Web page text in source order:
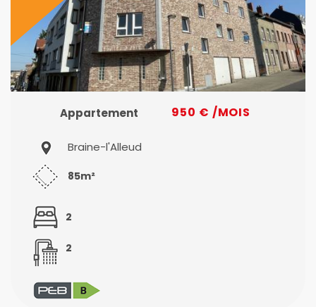
Appartement 950 € /MOIS
Braine-l'Alleud
85m²
2
2